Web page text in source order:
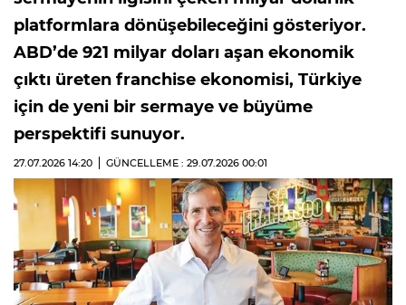
platformlara dönüşebileceğini gösteriyor.
ABD’de 921 milyar doları aşan ekonomik
çıktı üreten franchise ekonomisi, Türkiye
için de yeni bir sermaye ve büyüme
perspektifi sunuyor.
27.07.2026 14:20 GÜNCELLEME : 29.07.2026 00:01